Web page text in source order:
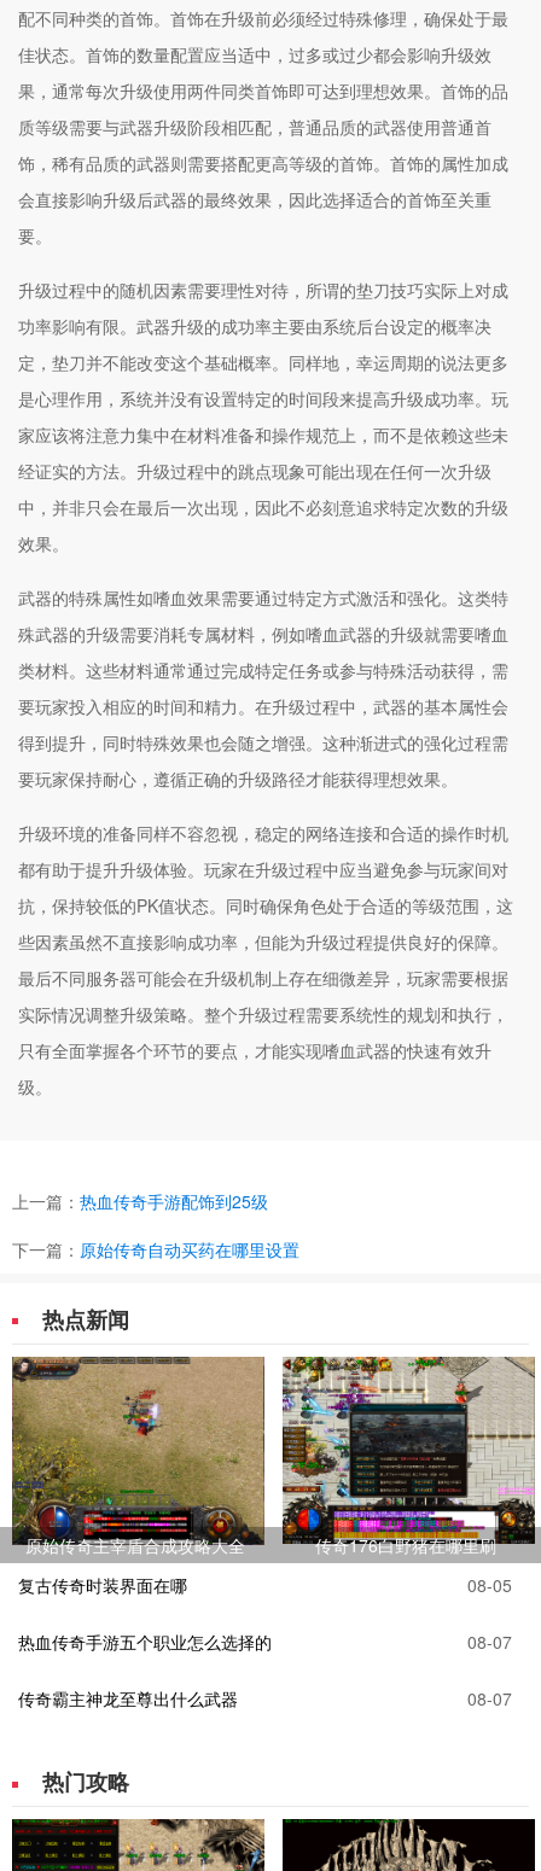
配不同种类的首饰。首饰在升级前必须经过特殊修理，确保处于最
佳状态。首饰的数量配置应当适中，过多或过少都会影响升级效
果，通常每次升级使用两件同类首饰即可达到理想效果。首饰的品
质等级需要与武器升级阶段相匹配，普通品质的武器使用普通首
饰，稀有品质的武器则需要搭配更高等级的首饰。首饰的属性加成
会直接影响升级后武器的最终效果，因此选择适合的首饰至关重
要。
升级过程中的随机因素需要理性对待，所谓的垫刀技巧实际上对成
功率影响有限。武器升级的成功率主要由系统后台设定的概率决
定，垫刀并不能改变这个基础概率。同样地，幸运周期的说法更多
是心理作用，系统并没有设置特定的时间段来提高升级成功率。玩
家应该将注意力集中在材料准备和操作规范上，而不是依赖这些未
经证实的方法。升级过程中的跳点现象可能出现在任何一次升级
中，并非只会在最后一次出现，因此不必刻意追求特定次数的升级
效果。
武器的特殊属性如嗜血效果需要通过特定方式激活和强化。这类特
殊武器的升级需要消耗专属材料，例如嗜血武器的升级就需要嗜血
类材料。这些材料通常通过完成特定任务或参与特殊活动获得，需
要玩家投入相应的时间和精力。在升级过程中，武器的基本属性会
得到提升，同时特殊效果也会随之增强。这种渐进式的强化过程需
要玩家保持耐心，遵循正确的升级路径才能获得理想效果。
升级环境的准备同样不容忽视，稳定的网络连接和合适的操作时机
都有助于提升升级体验。玩家在升级过程中应当避免参与玩家间对
抗，保持较低的PK值状态。同时确保角色处于合适的等级范围，这
些因素虽然不直接影响成功率，但能为升级过程提供良好的保障。
最后不同服务器可能会在升级机制上存在细微差异，玩家需要根据
实际情况调整升级策略。整个升级过程需要系统性的规划和执行，
只有全面掌握各个环节的要点，才能实现嗜血武器的快速有效升
级。
上一篇： 热血传奇手游配饰到25级
下一篇： 原始传奇自动买药在哪里设置
热点新闻
原始传奇主宰盾合成攻略大全
传奇176白野猪在哪里刷
复古传奇时装界面在哪
08-05
热血传奇手游五个职业怎么选择的 08-07
传奇霸主神龙至尊出什么武器 08-07
热门攻略